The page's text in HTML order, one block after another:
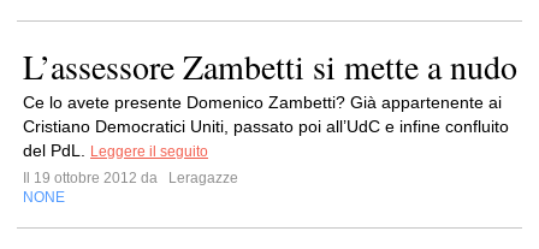
L’assessore Zambetti si mette a nudo
Ce lo avete presente Domenico Zambetti? Già appartenente ai
Cristiano Democratici Uniti, passato poi all’UdC e infine confluito
del PdL.
Leggere il seguito
Il 19 ottobre 2012 da
Leragazze
NONE